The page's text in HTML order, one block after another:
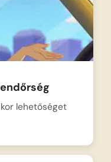
lehetőséget